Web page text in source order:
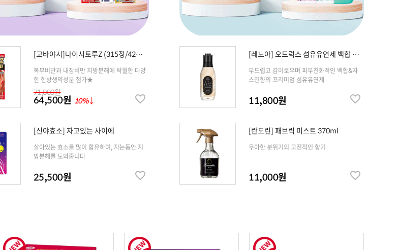
[고바야시]나이시토루Z (315정/420
복부비만과 내장비만 지방분해에 탁월한 다양
한 한방생약성분 첨가★
71,000원
64,500원 10%↓
[신야효소] 자고있는 사이에
살아있는 효소를 많이 함유하여, 자는동안 지
방분해를 도와줍니다
25,500원
[레노아] 오드럭스 섬유유연제 백합 &
부드럽고 감미로우며 피부친화적인 백합&자
스민향의 프리미엄 섬유유연제
11,800원
[란도린] 패브릭 미스트 370ml
우아한 분위기의 고전적인 향기
11,000원